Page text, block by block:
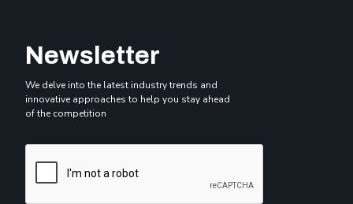
Newsletter
We delve into the latest industry trends and
innovative approaches to help you stay ahead
of the competition